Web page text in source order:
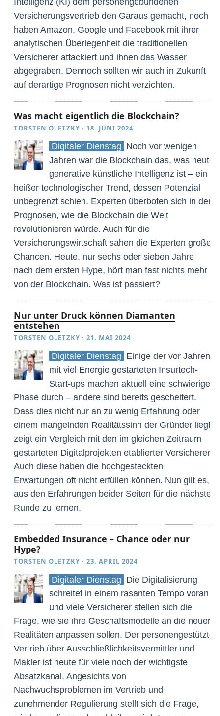
Versicherungsvertrieb den Garaus gemacht, noch
haben Amazon, Google und Facebook mit ihrer
analytischen Überlegenheit die traditionellen
Versicherer attackiert und ihnen das Wasser
abgegraben. Dennoch sollten wir auch in Zukunft
auf derartige Prognosen nicht verzichten.
Was macht eigentlich die Blockchain?
TORSTEN OLETZKY · 18. JUNI 2024
Digitaler Dienstag Noch vor wenigen
Jahren war die Blockchain das, was heute
generative künstliche Intelligenz ist – ein
heißer technologischer Trend, dessen Potenzial
unbegrenzt schien. Experten überboten sich in den
Prognosen, wie die Blockchain die Welt
revolutionieren würde. Auch für die
Versicherungswirtschaft sahen die Experten große
Chancen. Heute, nur sechs oder sieben Jahre
nach dem ersten Hype, hört man fast nichts mehr
von der Blockchain. Was ist passiert?
Nur unter Druck können Diamanten
entstehen
TORSTEN OLETZKY ·21. MAI 2024
Digitaler Dienstag Einige der vor Jahren
mit viel Energie gestarteten Insurtech-
Start-ups machen aktuell eine schwierige
Phase durch – andere sind bereits gescheitert.
Dass dies nicht nur an zu wenig Erfahrung oder
einem mangelnden Realitätssinn der Gründer liegt,
zeigt ein Vergleich mit den im gleichen Zeitraum
gestarteten Digitalprojekten etablierter Versicherer.
Auch diese haben die hochgesteckten
Erwartungen oft nicht erfüllen können. Nun gilt es,
aus den Erfahrungen beider Seiten für die nächste
Runde zu lernen.
Embedded Insurance – Chance oder nur
Hype?
TORSTEN OLETZKY ·23. APRIL 2024
Digitaler Dienstag Die Digitalisierung
schreitet in einem rasanten Tempo voran
und viele Versicherer stellen sich die
Frage, wie sie ihre Geschäftsmodelle an die neuen
Realitäten anpassen sollen. Der personengestützte
Vertrieb über Ausschließlichkeitsvermittler und
Makler ist heute für viele noch der wichtigste
Absatzkanal. Angesichts von
Nachwuchsproblemen im Vertrieb und
zunehmender Regulierung stellt sich die Frage,